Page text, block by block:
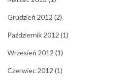
Grudzień 2012 (2)
Październik 2012 (1)
Wrzesień 2012 (1)
Czerwiec 2012 (1)